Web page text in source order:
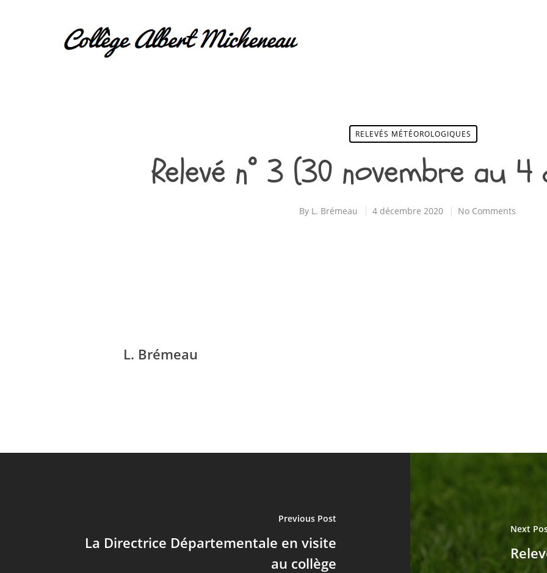
Hit enter to search or ESC to close
RELEVÉS MÉTÉOROLOGIQUES
Relevé n° 3 (30 novembre au 4
By L. Brémeau 4 décembre 2020 No Comments
L. Brémeau
Previous Post
La Directrice Départementale en visite
au collège
Next